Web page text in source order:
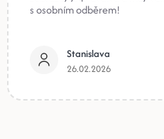
s osobním odběrem!
Stanislava
26.02.2026